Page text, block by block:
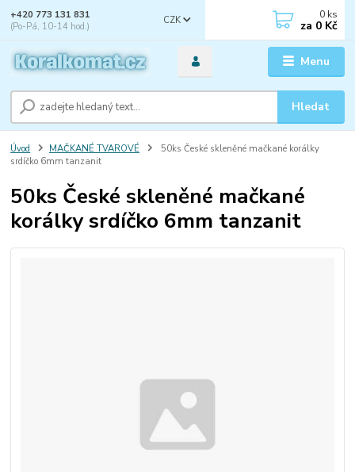
Menu
CZK
Hledat
+420 773 131 831
(Po-Pá, 10-14 hod.)
0 ks
za 0 Kč
Úvod MAČKANÉ TVAROVÉ
50ks České skleněné mačkané korálky
srdíčko 6mm tanzanit
50ks České skleněné mačkané
korálky srdíčko 6mm tanzanit